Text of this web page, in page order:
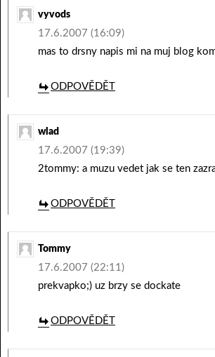
vyvods
17.6.2007 (16:09)
mas to drsny napis mi na muj blog
ODPOVĚDĚT
wlad
17.6.2007 (19:39)
2tommy: a muzu vedet jak se ten
ODPOVĚDĚT
Tommy
17.6.2007 (22:11)
prekvapko;) uz brzy se dockate
ODPOVĚDĚT